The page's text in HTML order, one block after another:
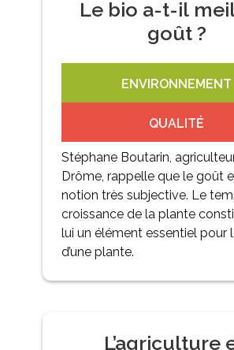
Le bio a-t-il
goût ?
ENVIRONNEMENT
QUALITÉ
Stéphane Boutarin,
Drôme, rappelle que le goût
notion très subjective. Le
croissance de la plante
lui un élément essentiel pour
d’une plante.
L’agriculture